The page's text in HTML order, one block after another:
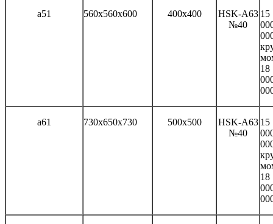
а51 560x560x600 400x400
HSK-A63
№40
15
18
а61 730x650x730 500x500
HSK-A63
№40
15
18